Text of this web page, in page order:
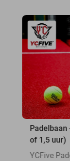
of 1,5 uur)
YCFive